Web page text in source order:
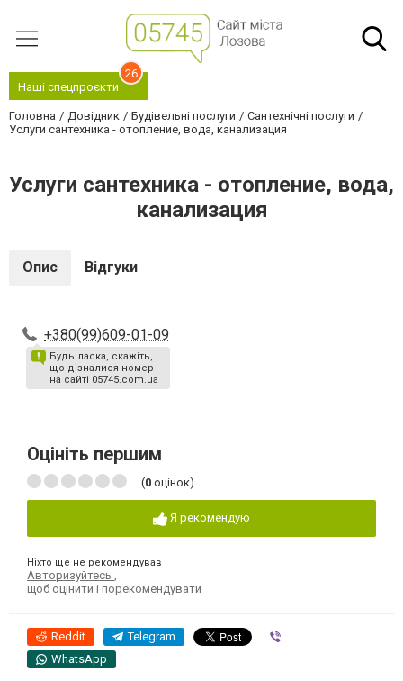
Наші спецпроєкти
26
Головна Довідник Будівельні послуги
Сантехнічні послуги
Услуги сантехника - отопление, вода, канализация
Услуги сантехника - отопление, вода,
канализация
Опис Відгуки
+380(99)609-01-09
Будь ласка, скажіть,
що дізналися номер
на сайті 05745.com.ua
Оцініть першим
(0 оцінок)
Я рекомендую
Ніхто ще не рекомендував
Авторизуйтесь
щоб оцінити і порекомендувати
Reddit Telegram
WhatsApp